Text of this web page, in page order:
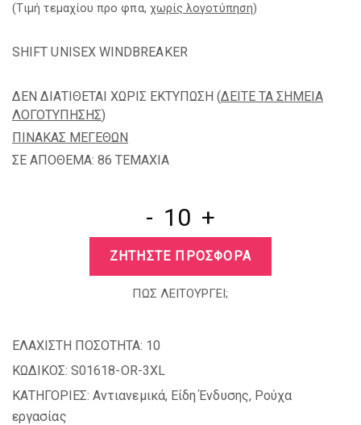
(Tιμή τεμαχίου προ φπα, χωρίς λογοτύπηση)
SHIFT UNISEX WINDBREAKER
ΔΕΝ ΔΙΑΤΙΘΕΤΑΙ ΧΩΡΙΣ ΕΚΤΥΠΩΣΗ (ΔΕΙΤΕ ΤΑ ΣΗΜΕΙΑ
ΛΟΓΟΤΥΠΗΣΗΣ)
ΠΙΝΑΚΑΣ ΜΕΓΕΘΩΝ
ΣΕ ΑΠΟΘΕΜΑ: 86 TEMAXIA
- +
ΖΗΤΗΣΤΕ ΠΡΟΣΦΟΡΑ
ΠΩΣ ΛΕΙΤΟΥΡΓΕΙ;
ΕΛΑΧΙΣΤΗ ΠΟΣΟΤΗΤΑ: 10
ΚΩΔΙΚΟΣ: S01618-OR-3XL
ΚΑΤΗΓΟΡΙΕΣ: Αντιανεμικά, Είδη Ένδυσης, Ρούχα
εργασίας